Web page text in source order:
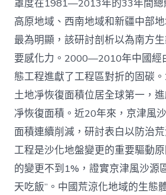
罩度在1981—2013年的33年間總
高原地域、西南地域和新疆中部
最為明顯，該研討剖析以為南方生
要感化力。2000—2010年中國經
態工程進獻了工程區對折的固碳
土地凈恢復面積位居全球第一，
凈恢復面積。近20年來，京津風
面積連續削減，研討表白以防治
工程是沙化地盤變更的重要驅動
的變更不到1%，證實京津風沙源
天吃飯”。中國荒涼化地域的生態